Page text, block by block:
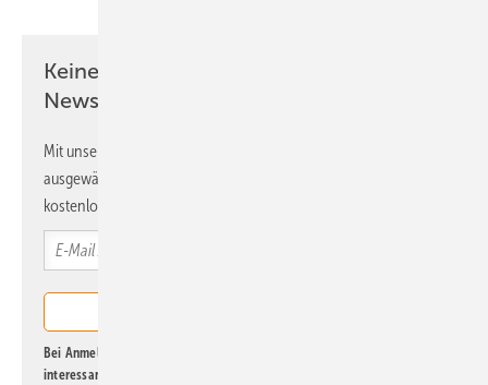
Keine Zeit? Kein Problem mit dem ERE
Newsletter!
Mit unserem Newsletter erhalten Sie regelmäßig von uns
ausgewählte Informationen und Neuigkeiten, gebündelt und
kostenlos direkt ins Postfach.
Bei Anmeldung zu diesem Newsletter bin ich damit einverstanden, über
interessante Verlags- und Online-Angebote